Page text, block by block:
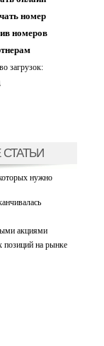
номер
номеров
загрузок:
нужно
акциями
на рынке